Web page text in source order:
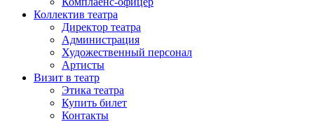
Коллектив театра
Директор театра
Администрация
Художественный персонал
Артисты
Визит в театр
Этика театра
Купить билет
Контакты